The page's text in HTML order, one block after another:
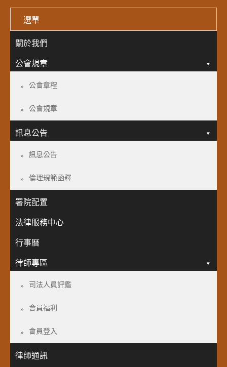
選單
關於我們
公會規章
公會章程
公會規章
訊息公告
訊息公告
倫理規範函釋
署院配置
法律服務中心
行事曆
律師專區
司法人員評鑑
會員福利
會員登入
律師通訊